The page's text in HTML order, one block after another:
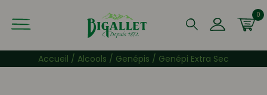
Que recherchez-vous ?
0
Accueil / Alcools / Genépis / Genépi Extra Sec